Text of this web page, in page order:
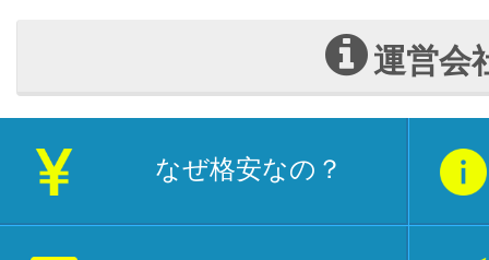
運営会
なぜ格安なの？